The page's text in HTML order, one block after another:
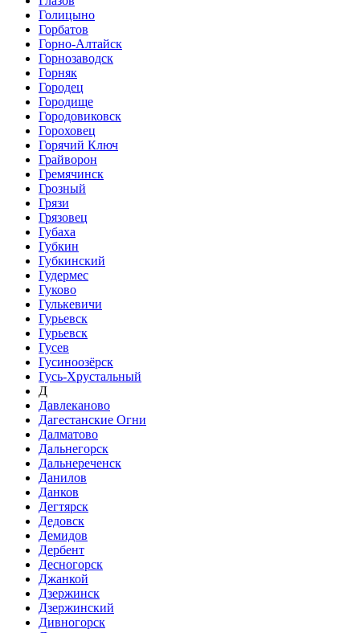
Голицыно
Горбатов
Горно-Алтайск
Горнозаводск
Горняк
Городец
Городище
Городовиковск
Гороховец
Горячий Ключ
Грайворон
Гремячинск
Грозный
Грязи
Грязовец
Губаха
Губкин
Губкинский
Гудермес
Гуково
Гулькевичи
Гурьевск
Гурьевск
Гусев
Гусиноозёрск
Гусь-Хрустальный
Д
Давлеканово
Дагестанские Огни
Далматово
Дальнегорск
Дальнереченск
Данилов
Данков
Дегтярск
Дедовск
Демидов
Дербент
Десногорск
Джанкой
Дзержинск
Дзержинский
Дивногорск